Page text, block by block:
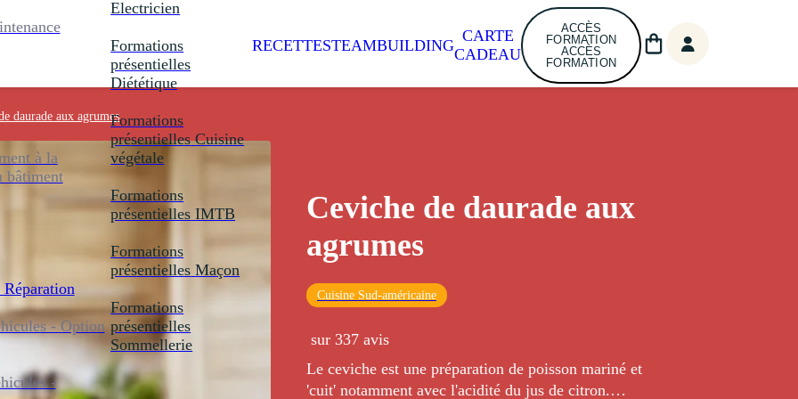
à la
bâtiment
- Option
-
Electricien
Formations
présentielles
Diététique
Formations
présentielles Cuisine
végétale
Formations
présentielles IMTB
Formations
présentielles Maçon
Formations
présentielles
Sommellerie
RECETTESTEAMBUILDING
CARTE
CADEAU
ACCÈS
FORMATION
ACCÈS
FORMATION
daurade aux agrumes
Ceviche de daurade aux
agrumes
Cuisine Sud-américaine
sur 337 avis
Le ceviche est une préparation de poisson mariné et
'cuit' notamment avec l'acidité du jus de citron.